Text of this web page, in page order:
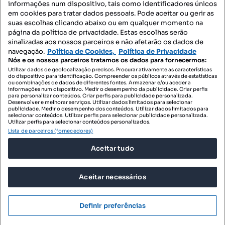
Mapa do Site
Contacte-nos
SIGA-NOS:
DESCARREGAR NA:
© 2026 Imovirtual.com, OLX Portugal, S.A.
TERMOS DE UTILIZAÇÃO
POLÍTICA DE PRIVACIDADE
CONFIGURAÇÕES DE PRIVACIDADE
informações num dispositivo, tais como identificadores únicos
em cookies para tratar dados pessoais. Pode aceitar ou gerir as
suas escolhas clicando abaixo ou em qualquer momento na
página da política de privacidade. Estas escolhas serão
sinalizadas aos nossos parceiros e não afetarão os dados de
navegação. Política de Cookies, Política de Privacidade
Nós e os nossos parceiros tratamos os dados para fornecermos:
Utilizar dados de geolocalização precisos. Procurar ativamente as características
do dispositivo para identificação. Compreender os públicos através de estatísticas
ou combinações de dados de diferentes fontes. Armazenar e/ou aceder a
informações num dispositivo. Medir o desempenho da publicidade. Criar perfis
para personalizar conteúdos. Criar perfis para publicidade personalizada.
Desenvolver e melhorar serviços. Utilizar dados limitados para selecionar
publicidade. Medir o desempenho dos conteúdos. Utilizar dados limitados para
selecionar conteúdos. Utilizar perfis para selecionar publicidade personalizada.
Utilizar perfis para selecionar conteúdos personalizados.
Lista de parceiros (fornecedores)
Aceitar tudo
Aceitar necessários
Definir preferências